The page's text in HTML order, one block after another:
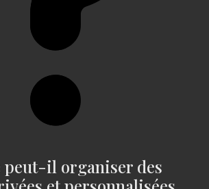
peut-il organiser des